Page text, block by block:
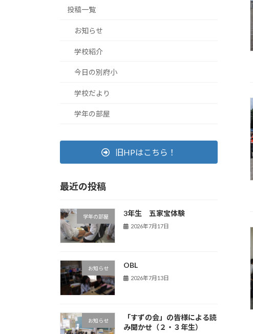
投稿一覧
お知らせ
学校紹介
今日の別府小
学校だより
学年の部屋
旧HPはこちら！
最近の投稿
学年の部屋 3年生 五家宝体験
2026年7月17日
お知らせ OBL
2026年7月13日
お知らせ
「すずの会」の皆様による読
み聞かせ（２・３年生）